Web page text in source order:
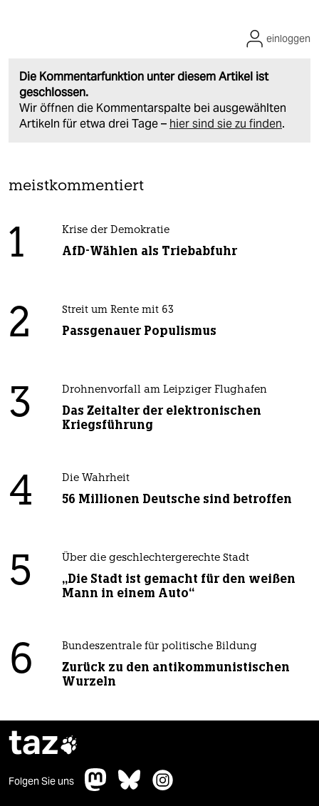
Die Kommentarfunktion unter diesem Artikel ist
geschlossen.
Wir öffnen die Kommentarspalte bei ausgewählten
Artikeln für etwa drei Tage – hier sind sie zu finden.
einloggen
meistkommentiert
1 Krise der Demokratie
AfD-Wählen als Triebabfuhr
2 Streit um Rente mit 63
Passgenauer Populismus
3 Drohnenvorfall am Leipziger Flughafen
Das Zeitalter der elektronischen
Kriegsführung
4 Die Wahrheit
56 Millionen Deutsche sind betroffen
5 Über die geschlechtergerechte Stadt
„Die Stadt ist gemacht für den weißen
Mann in einem Auto“
6 Bundeszentrale für politische Bildung
Zurück zu den antikommunistischen
Wurzeln
taz
Folgen Sie uns